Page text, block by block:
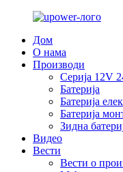
Дом
О нама
Производи
Серија 12V
Батерија
Батерија
Батерија
Зидна
Видео
Вести
Вести о